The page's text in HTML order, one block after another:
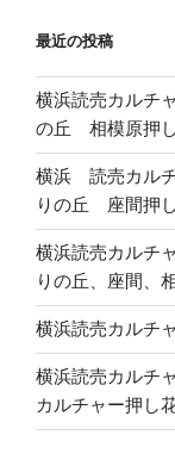
最近の投稿
横浜読売カルチ
の丘 相模原押
横浜 読売カル
りの丘 座間押
横浜読売カルチ
りの丘、座間、
横浜読売カルチ
横浜読売カルチ
カルチャー押し